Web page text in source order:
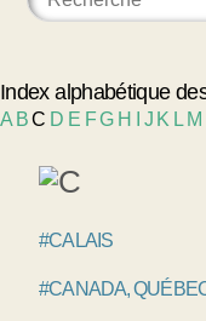
Index alphabétique
A BC D E FG H J K L M
#CALAIS
#CANADA,